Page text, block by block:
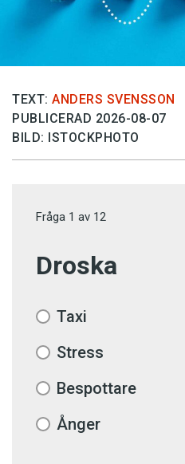
TEXT: ANDERS SVENSSON
PUBLICERAD 2026-08-07
BILD: ISTOCKPHOTO
Fråga 1 av 12
Droska
Taxi
Stress
Bespottare
Ånger